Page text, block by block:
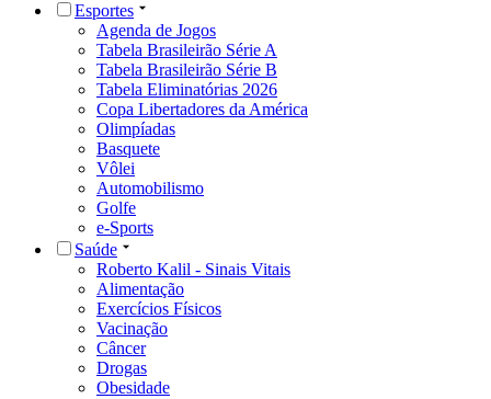
Esportes
Agenda de Jogos
Tabela Brasileirão Série A
Tabela Brasileirão Série B
Tabela Eliminatórias 2026
Copa Libertadores da América
Olimpíadas
Basquete
Vôlei
Automobilismo
Golfe
e-Sports
Saúde
Roberto Kalil - Sinais Vitais
Alimentação
Exercícios Físicos
Vacinação
Câncer
Drogas
Obesidade